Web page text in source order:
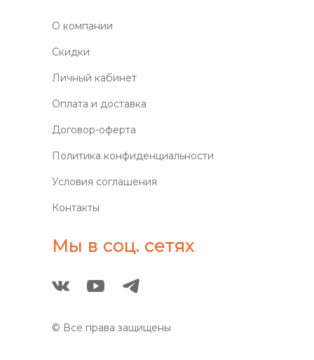
О компании
Скидки
Личный кабинет
Оплата и доставка
Договор-оферта
Политика конфиденциальности
Условия соглашения
Контакты
Мы в соц. сетях
© Все права защищены